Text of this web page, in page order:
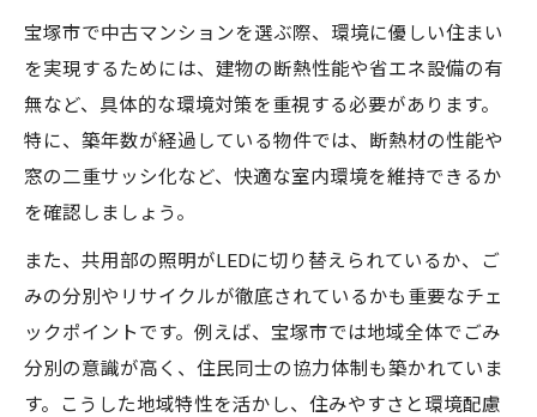
宝塚市で中古マンションを選ぶ際、環境に優しい住まい
を実現するためには、建物の断熱性能や省エネ設備の有
無など、具体的な環境対策を重視する必要があります。
特に、築年数が経過している物件では、断熱材の性能や
窓の二重サッシ化など、快適な室内環境を維持できるか
を確認しましょう。
また、共用部の照明がLEDに切り替えられているか、ご
みの分別やリサイクルが徹底されているかも重要なチェ
ックポイントです。例えば、宝塚市では地域全体でごみ
分別の意識が高く、住民同士の協力体制も築かれていま
す。こうした地域特性を活かし、住みやすさと環境配慮